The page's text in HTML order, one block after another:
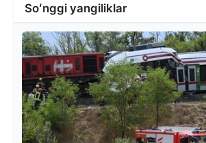
Soʻnggi yangiliklar